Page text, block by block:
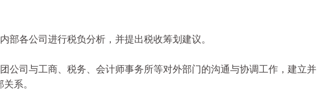
各公司进行税负分析，并提出税收筹划建议。
司与工商、税务、会计师事务所等对外部门的沟通与协调工作，建立并
系。